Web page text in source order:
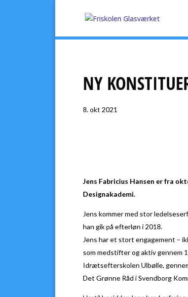
NY
8. okt 2021
Jens Fabricius Hansen er fra
Designakademi.
Jens kommer med stor
han gik på efterløn i 2018.
Jens har et stort engagement –
som medstifter og aktiv gennem
Idrætsefterskolen Ulbølle,
Det Grønne Råd i Svendborg